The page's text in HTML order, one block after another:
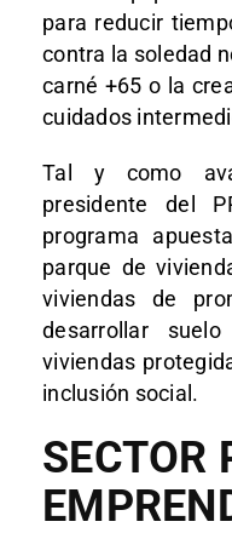
para reducir
contra la soledad
carné +65 o la
cuidados
Tal y como
presidente del
programa
parque de
viviendas de
desarrollar
viviendas
inclusión social.
SECTOR